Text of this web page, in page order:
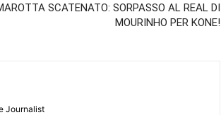
SCATENATO: SORPASSO AL REAL DI
MOURINHO PER KONE!
Journalist